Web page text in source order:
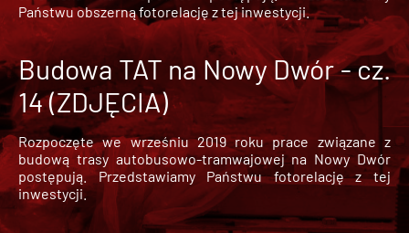
Państwu obszerną fotorelację z tej inwestycji.
Budowa TAT na Nowy Dwór - cz.
14 (ZDJĘCIA)
Rozpoczęte we wrześniu 2019 roku prace związane z
budową trasy autobusowo-tramwajowej na Nowy Dwór
postępują. Przedstawiamy Państwu fotorelację z tej
inwestycji.